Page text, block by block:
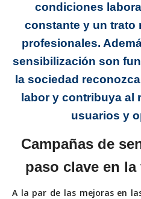
condiciones
constante y un trato
profesionales.
sensibilización son
la sociedad
labor y contribuya al
usuarios y
Campañas de
paso clave en
A la par de las mejoras en